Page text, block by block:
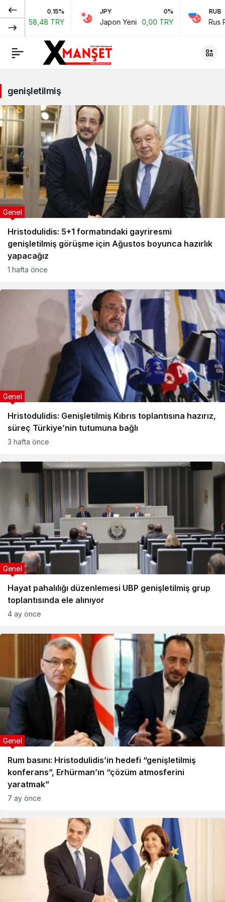
0.15%
TRY Japon Yeni 0,00 TRY
RUB
Rus Rublesi
genişletilmiş
Hristodulidis: 5+1 formatındaki gayriresmi
genişletilmiş görüşme için Ağustos boyunca hazırlık
yapacağız
Genel
1 hafta önce
Hristodulidis: Genişletilmiş Kıbrıs toplantısına hazırız,
süreç Türkiye’nin tutumuna bağlı
Genel
3 hafta önce
Hayat pahalılığı düzenlemesi UBP genişletilmiş grup
toplantısında ele alınıyor
Genel
4 ay önce
Rum basını: Hristodulidis’in hedefi “genişletilmiş
konferans”, Erhürman’ın “çözüm atmosferini
yaratmak”
Genel
7 ay önce